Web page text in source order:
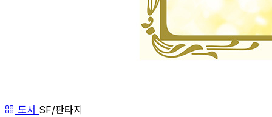
도서 SF/판타지